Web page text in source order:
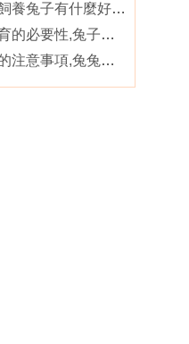
顆粒飼料飼養兔子有什麼好處,兔子為什麼會磨牙
母兔兔絕育的必要性,兔子絕育
兔兔出行的注意事項,兔兔不同叫聲的含義